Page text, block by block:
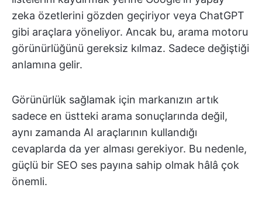
zeka özetlerini gözden geçiriyor veya ChatGPT
gibi araçlara yöneliyor. Ancak bu, arama motoru
görünürlüğünü gereksiz kılmaz. Sadece değiştiği
anlamına gelir.
Görünürlük sağlamak için markanızın artık
sadece en üstteki arama sonuçlarında değil,
aynı zamanda AI araçlarının kullandığı
cevaplarda da yer alması gerekiyor. Bu nedenle,
güçlü bir SEO ses payına sahip olmak hâlâ çok
önemli.